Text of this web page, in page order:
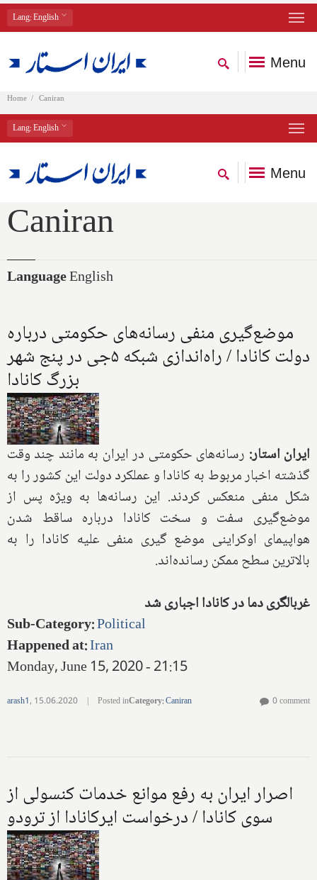
Lang: English
Menu
Home Caniran
Lang: English
Menu
Caniran
LanguageEnglish
موضع‌گیری منفی رسانه‌های حکومتی درباره
دولت کانادا / راه‌اندازی شبکه ۵جی در پنج شهر
بزرگ کانادا
ایران استار: رسانه‌های حکومتی در ایران به مانند چند وقت
گذشته اخبار مربوط به کانادا و عملکرد دولت این کشور را به
شکل منفی منعکس کردند. این رسانه‌ها به ویژه پس از
موضع‌گیری سفت و سخت کانادا درباره ساقط شدن
هواپیمای اوکراینی موضع گیری منفی علیه کانادا را به
بالاترین سطح ممکن رسانده‌اند.
غربالگری دما در کانادا اجباری شد
Sub-Category:Political
Happened at:Iran
Monday, June 15, 2020 - 21:15
arash1, 15.06.2020 | Posted inCategory:Caniran 0 comment
اصرار ایران به رفع موانع خدمات کنسولی از
سوی کانادا / درخواست ایرکانادا از ترودو